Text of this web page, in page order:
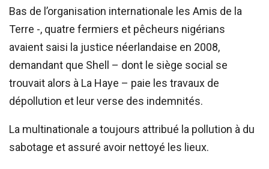
Bas de l’organisation internationale les Amis de la
Terre -, quatre fermiers et pêcheurs nigérians
avaient saisi la justice néerlandaise en 2008,
demandant que Shell – dont le siège social se
trouvait alors à La Haye – paie les travaux de
dépollution et leur verse des indemnités.
La multinationale a toujours attribué la pollution à du
sabotage et assuré avoir nettoyé les lieux.